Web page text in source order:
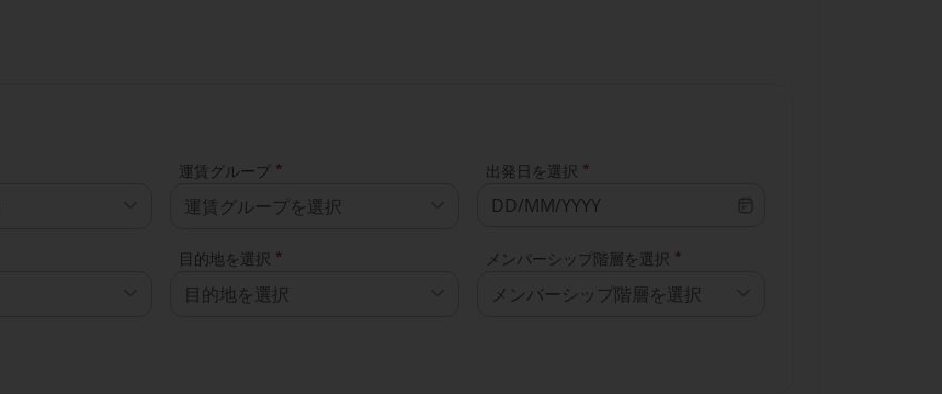
運賃グループ *
運賃グループを選択
出発日を選択 *
目的地を選択 *
目的地を選択
メンバーシップ階層を選択 *
メンバーシップ階層を選択